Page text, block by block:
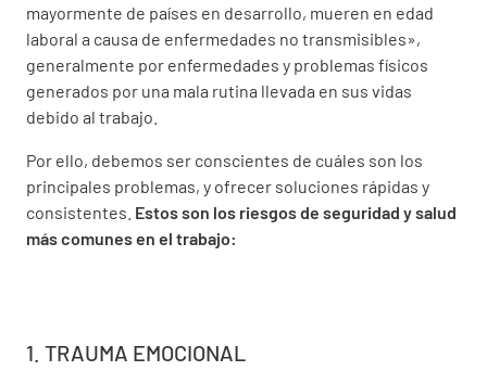
mayormente de países en desarrollo, mueren en edad
laboral a causa de enfermedades no transmisibles»,
generalmente por enfermedades y problemas físicos
generados por una mala rutina llevada en sus vidas
debido al trabajo.
Por ello, debemos ser conscientes de cuáles son los
principales problemas, y ofrecer soluciones rápidas y
consistentes. Estos son los riesgos de seguridad y salud
más comunes en el trabajo:
1. TRAUMA EMOCIONAL